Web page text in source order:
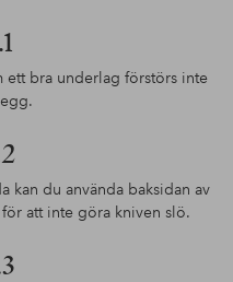
ett bra underlag förstörs inte
kan du använda baksidan av
att inte göra kniven slö.